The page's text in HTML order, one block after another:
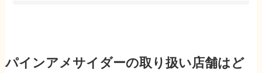
パインアメサイダーの取り扱い店舗はど